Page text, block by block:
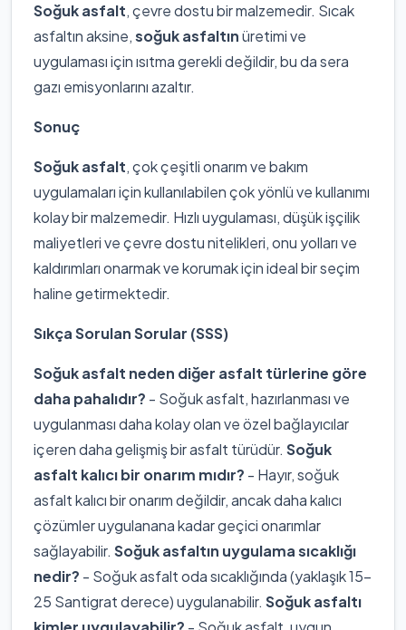
Soğuk asfalt, çevre dostu bir malzemedir. Sıcak
asfaltın aksine,soğuk asfaltınüretimi ve
uygulaması için ısıtma gerekli değildir, bu da sera
gazı emisyonlarını azaltır.
Sonuç
Soğuk asfalt, çok çeşitli onarım ve bakım
uygulamaları için kullanılabilen çok yönlü ve kullanımı
kolay bir malzemedir. Hızlı uygulaması, düşük işçilik
maliyetleri ve çevre dostu nitelikleri, onu yolları ve
kaldırımları onarmak ve korumak için ideal bir seçim
haline getirmektedir.
Sıkça Sorulan Sorular (SSS)
Soğuk asfalt neden diğer asfalt türlerine göre
daha pahalıdır? - Soğuk asfalt, hazırlanması ve
uygulanması daha kolay olan ve özel bağlayıcılar
içeren daha gelişmiş bir asfalt türüdür. Soğuk
asfalt kalıcı bir onarım mıdır? - Hayır, soğuk
asfalt kalıcı bir onarım değildir, ancak daha kalıcı
çözümler uygulanana kadar geçici onarımlar
sağlayabilir. Soğuk asfaltın uygulama sıcaklığı
nedir? - Soğuk asfalt oda sıcaklığında (yaklaşık 15-
25 Santigrat derece) uygulanabilir. Soğuk asfaltı